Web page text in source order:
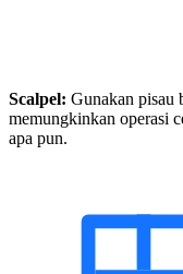
Scalpel: Gunakan pisau
memungkinkan operasi
apa pun.